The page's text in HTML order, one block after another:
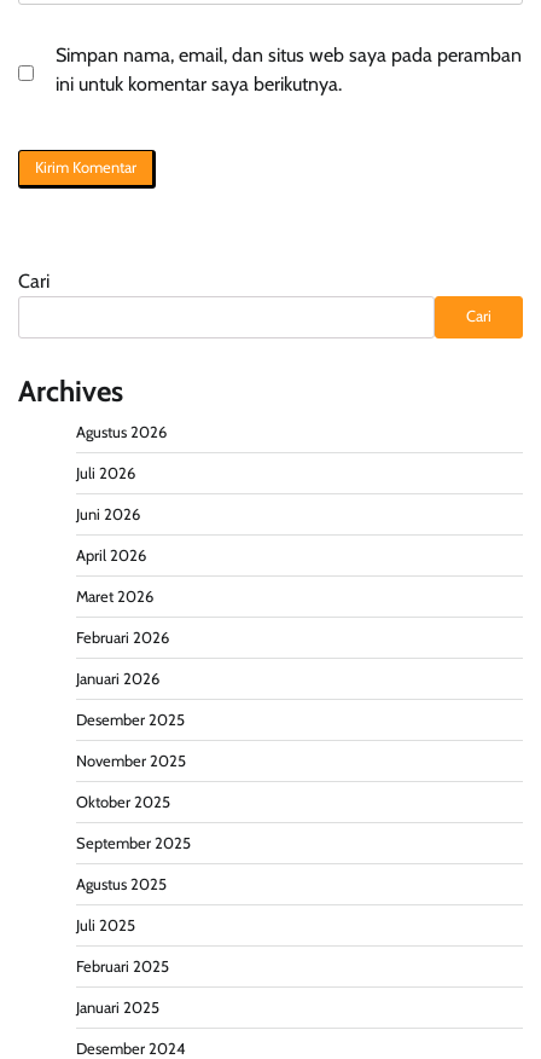
Simpan nama, email, dan situs web saya pada peramban
ini untuk komentar saya berikutnya.
Cari
Cari
Archives
Agustus 2026
Juli 2026
Juni 2026
April 2026
Maret 2026
Februari 2026
Januari 2026
Desember 2025
November 2025
Oktober 2025
September 2025
Agustus 2025
Juli 2025
Februari 2025
Januari 2025
Desember 2024